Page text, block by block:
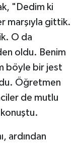
"Dedim ki
marşıyla gittik.
O da
oldu. Benim
böyle bir jest
Öğretmen
de mutlu
ardından